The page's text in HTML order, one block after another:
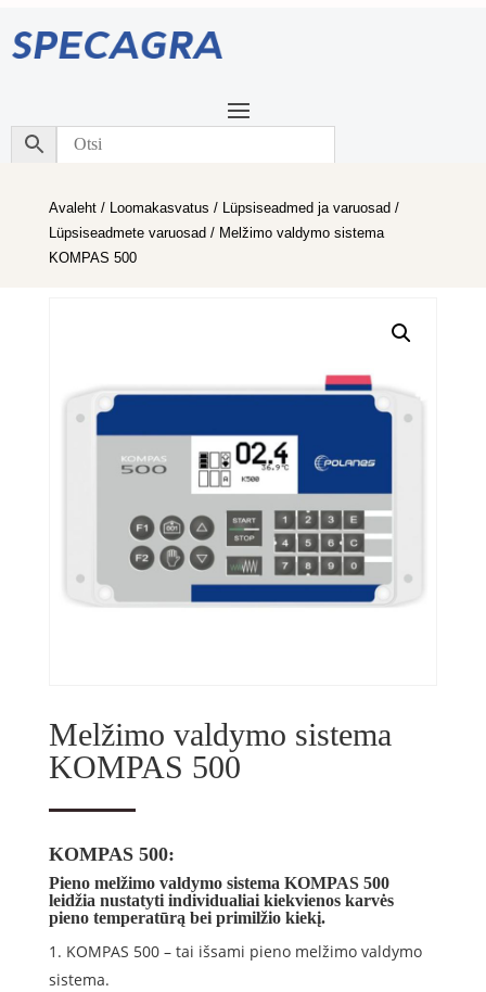
Avaleht/ Loomakasvatus / Lüpsiseadmed ja varuosad /
Lüpsiseadmete varuosad / Melžimo valdymo sistema
KOMPAS 500
Melžimo valdymo sistema
KOMPAS 500
KOMPAS 500:
Pieno melžimo valdymo sistema KOMPAS 500
leidžia nustatyti individualiai kiekvienos karvės
pieno temperatūrą bei primilžio kiekį.
KOMPAS 500 – tai išsami pieno melžimo valdymo
sistema.